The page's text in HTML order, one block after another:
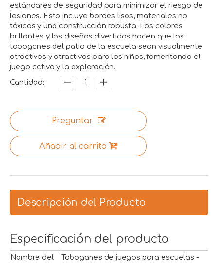
estándares de seguridad para minimizar el riesgo de
lesiones. Esto incluye bordes lisos, materiales no
tóxicos y una construcción robusta. Los colores
brillantes y los diseños divertidos hacen que los
toboganes del patio de la escuela sean visualmente
atractivos y atractivos para los niños, fomentando el
juego activo y la exploración.
Cantidad:
Preguntar
Añadir al carrito
Descripción del Producto
Especificación del producto
Nombre del
Toboganes de juegos para escuelas -